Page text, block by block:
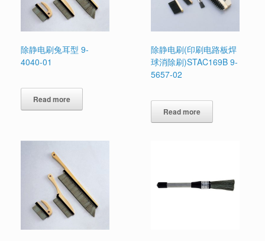
除静电刷兔耳型 9-
4040-01
Read more
除静电刷(印刷电路板焊
球消除刷)STAC169B 9-
5657-02
Read more